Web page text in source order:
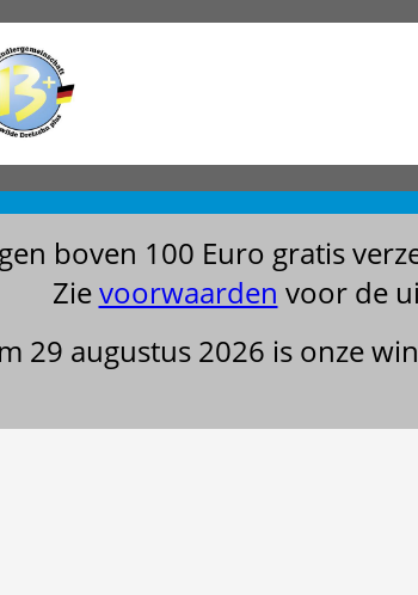
boven 100 Euro gratis
Zievoorwaarden voor de
29 augustus 2026 is onze